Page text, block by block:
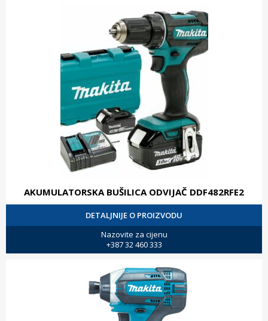
AKUMULATORSKA BUŠILICA ODVIJAČ DDF482RFE2
DETALJNIJE O PROIZVODU
Nazovite za cijenu
+387 32 460 333